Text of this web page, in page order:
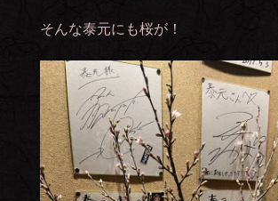
そんな泰元にも桜が！